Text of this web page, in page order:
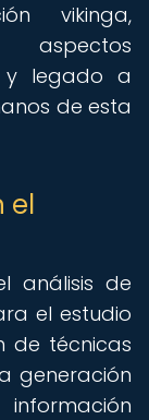
vikinga,
y legado a
de esta
el
análisis de
el estudio
de técnicas
generación